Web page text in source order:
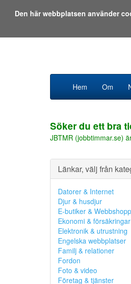
Hem Om
Söker du ett bra
JBTMR (jobbtimmar.se)
Länkar, välj från
Datorer & Internet
Djur & husdjur
E-butiker &
Ekonomi & försäkringar
Elektronik & utrustning
Engelska webbplatser
Familj & relationer
Fordon
Foto & video
Företag & tjänster
Den här webbplatsen använder